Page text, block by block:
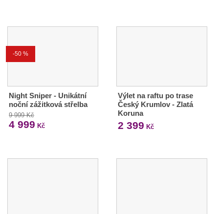
-50 %
Night Sniper - Unikátní
noční zážitková střelba
9 999 Kč
4 999 Kč
Výlet na raftu po trase
Český Krumlov - Zlatá
Koruna
2 399 Kč